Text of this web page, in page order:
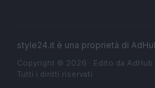
style24.it è una proprietà di
Copyright © 2026 · Edito da
Tutti i diritti riservati